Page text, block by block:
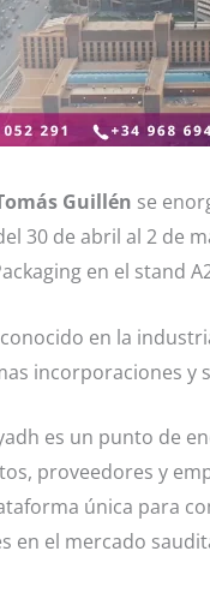
Guillén se
30 de abril al 2 de
en el stand
en la
incorporaciones y
es un punto de
proveedores y
única para
en el mercado